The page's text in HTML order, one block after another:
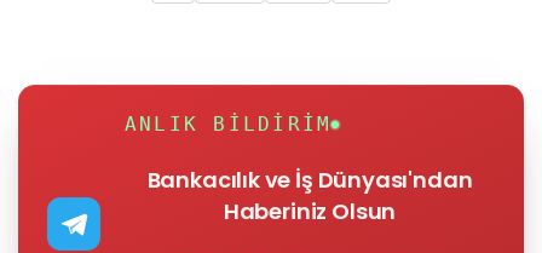
ANLIK BILDIRIM
Bankacılık ve İş Dünyası'ndan
Haberiniz Olsun